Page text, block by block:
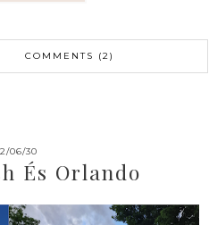
COMMENTS (2)
06/30
És Orlando